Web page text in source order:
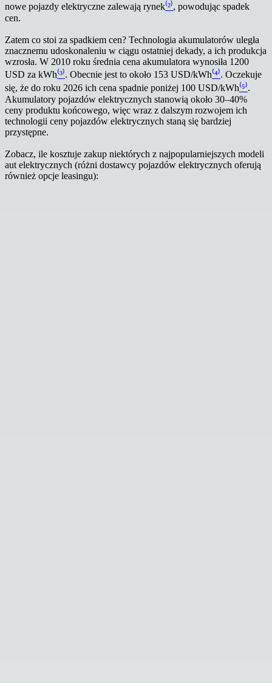
nowe pojazdy elektryczne zalewają rynek⁽²⁾, powodując spadek
cen.
Zatem co stoi za spadkiem cen? Technologia akumulatorów uległa
znacznemu udoskonaleniu w ciągu ostatniej dekady, a ich produkcja
wzrosła. W 2010 roku średnia cena akumulatora wynosiła 1200
USD za kWh⁽³⁾. Obecnie jest to około 153 USD/kWh⁽⁴⁾. Oczekuje
się, że do roku 2026 ich cena spadnie poniżej 100 USD/kWh⁽⁵⁾.
Akumulatory pojazdów elektrycznych stanowią około 30–40%
ceny produktu końcowego, więc wraz z dalszym rozwojem ich
technologii ceny pojazdów elektrycznych staną się bardziej
przystępne.
Zobacz, ile kosztuje zakup niektórych z najpopularniejszych modeli
aut elektrycznych (różni dostawcy pojazdów elektrycznych oferują
również opcje leasingu):